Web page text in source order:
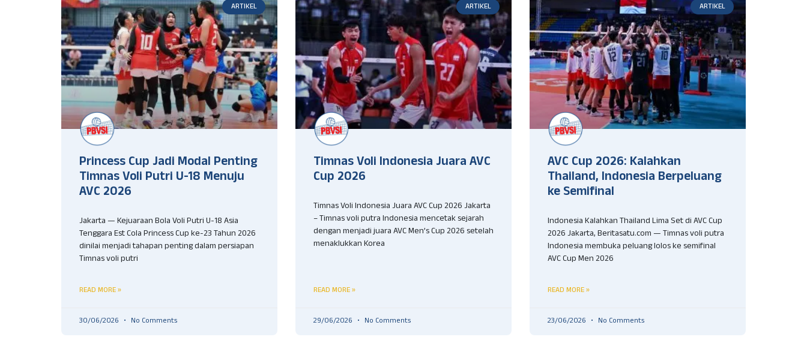
ARTIKEL
Princess Cup Jadi Modal Penting
Timnas Voli Putri U-18 Menuju
AVC 2026
Jakarta — Kejuaraan Bola Voli Putri U-18 Asia
Tenggara Est Cola Princess Cup ke-23 Tahun 2026
dinilai menjadi tahapan penting dalam persiapan
Timnas voli putri
READ MORE »
30/06/2026 No Comments
ARTIKEL
Timnas Voli Indonesia Juara AVC
Cup 2026
Timnas Voli Indonesia Juara AVC Cup 2026 Jakarta
– Timnas voli putra Indonesia mencetak sejarah
dengan menjadi juara AVC Men’s Cup 2026 setelah
menaklukkan Korea
READ MORE »
29/06/2026 No Comments
ARTIKEL
AVC Cup 2026: Kalahkan
Thailand, Indonesia Berpeluang
ke Semifinal
Indonesia Kalahkan Thailand Lima Set di AVC Cup
2026 Jakarta, Beritasatu.com — Timnas voli putra
Indonesia membuka peluang lolos ke semifinal
AVC Cup Men 2026
READ MORE »
23/06/2026 No Comments